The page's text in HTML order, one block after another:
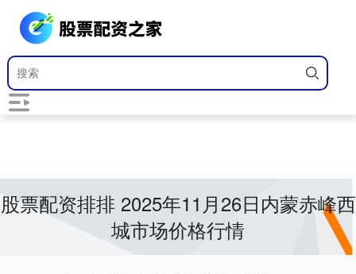
股票配资排排 2025年11月26日内蒙赤峰西
城市场价格行情